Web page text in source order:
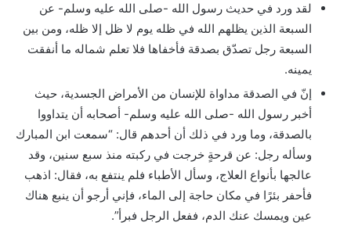
لقد ورد في حديث رسول الله -صلى الله عليه وسلم- عن
السبعة الذين يظلهم الله في ظله يوم لا ظل إلا ظله، ومن بين
السبعة رجل تصدّق بصدقة فأخفاها فلا تعلم شماله ما أنفقت
يمينه.
إنّ في الصدقة مداواة للإنسان من الأمراض الجسدية، حيث
أخبر رسول الله -صلى الله عليه وسلم- أصحابه أن يتداووا
بالصدقة، وما ورد في ذلك أن أحدهم قال: “سمعت ابن المبارك
وسأله رجل: عن قرحةٍ خرجت في ركبته منذ سبع سنين، وقد
عالجها بأنواع العلاج، وسأل الأطباء فلم ينتفع به، فقال: اذهب
فأحفر بئرًا في مكان حاجة إلى الماء، فإني أرجو أن ينبع هناك
عين ويمسك عنك الدم، ففعل الرجل فبرأ”.